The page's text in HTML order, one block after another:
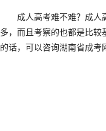
成人高考难不难？成人高
多，而且考察的也都是比
的话，可以咨询湖南省成考